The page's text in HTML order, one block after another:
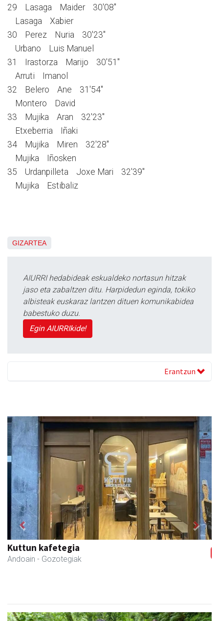
29 Lasaga Maider 30'08''
Lasaga Xabier
30 Perez Nuria 30'23''
Urbano Luis Manuel
31 Irastorza Marijo 30'51''
Arruti Imanol
32 Belero Ane 31'54''
Montero David
33 Mujika Aran 32'23''
Etxeberria Iñaki
34 Mujika Miren 32'28''
Mujika Iñosken
35 Urdanpilleta Joxe Mari 32'39''
Mujika Estibaliz
GIZARTEA
AIURRI hedabideak eskualdeko nortasun hitzak
jaso eta zabaltzen ditu. Harpidedun eginda, tokiko
albisteak euskaraz lantzen dituen komunikabidea
babestuko duzu.
Egin AIURRIkide!
Erantzun
Kuttun kafetegia
Andoain - Gozotegiak
Previous Next